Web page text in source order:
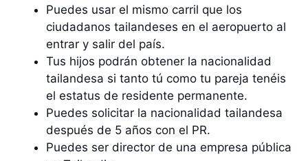
Puedes usar el mismo carril que los
ciudadanos tailandeses en el aeropuerto al
entrar y salir del país.
Tus hijos podrán obtener la nacionalidad
tailandesa si tanto tú como tu pareja tenéis
el estatus de residente permanente.
Puedes solicitar la nacionalidad tailandesa
después de 5 años con el PR.
Puedes ser director de una empresa pública